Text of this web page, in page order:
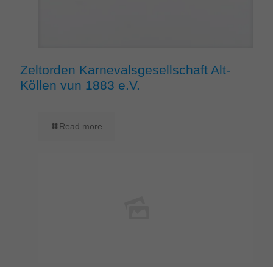
Zeltorden Karnevalsgesellschaft Alt-
Köllen vun 1883 e.V.
Read more